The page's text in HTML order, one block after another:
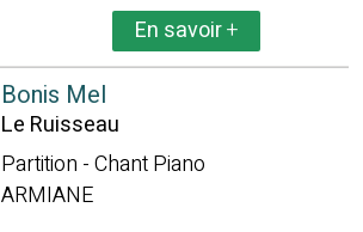
En savoir+
Bonis Mel
Le Ruisseau
Partition - Chant Piano
ARMIANE